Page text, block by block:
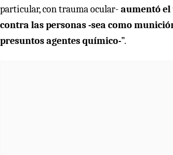
particular, con trauma ocular- aumentó el
contra las personas -sea como
presuntos agentes químico-”.